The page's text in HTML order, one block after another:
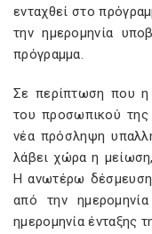
ενταχθεί στο
την ημερομηνία
πρόγραμμα.
Σε περίπτωση που η
του προσωπικού της
νέα πρόσληψη
λάβει χώρα η
Η ανωτέρω δέσμευση
από την
ημερομηνία ένταξης